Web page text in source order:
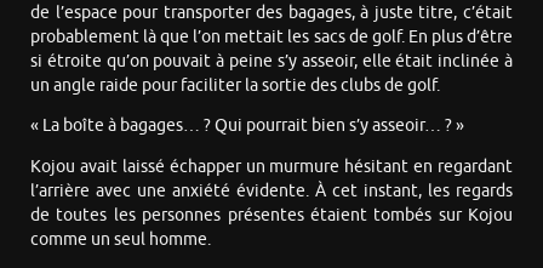
de l’espace pour transporter des bagages, à juste titre, c’était
probablement là que l’on mettait les sacs de golf. En plus d’être
si étroite qu’on pouvait à peine s’y asseoir, elle était inclinée à
un angle raide pour faciliter la sortie des clubs de golf.
« La boîte à bagages… ? Qui pourrait bien s’y asseoir… ? »
Kojou avait laissé échapper un murmure hésitant en regardant
l’arrière avec une anxiété évidente. À cet instant, les regards
de toutes les personnes présentes étaient tombés sur Kojou
comme un seul homme.